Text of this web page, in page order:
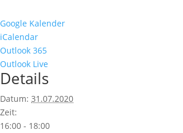
Google Kalender
iCalendar
Outlook 365
Outlook Live
Details
Datum: 31.07.2020
Zeit:
16:00 - 18:00